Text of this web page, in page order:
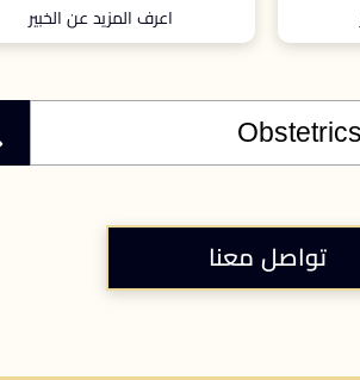
اعرف المزيد عن الخبير
تواصل معنا